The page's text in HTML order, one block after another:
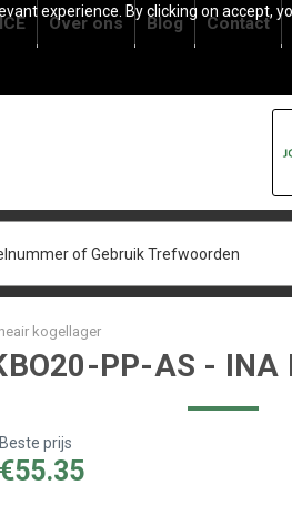
experience. By clicking on accept,
Over ons Blog Contact
kogellager
PP-AS - INA
Beste prijs
€55.35